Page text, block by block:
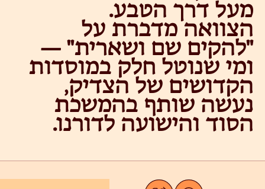
מעל דרך הטבע.
הצוואה מדברת על
"להקים שם ושארית" —
ומי שנוטל חלק במוסדות
הקדושים של הצדיק,
נעשה שותף בהמשכת
הסוד והישועה לדורנו.